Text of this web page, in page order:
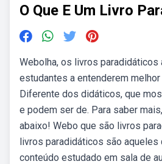
O Que E Um Livro
Webolha, os livros paradidáticos
estudantes a entenderem
Diferente dos didáticos, que
e podem ser de. Para saber
abaixo! Webo que são livros
livros paradidáticos são aqueles
conteúdo estudado em sala de